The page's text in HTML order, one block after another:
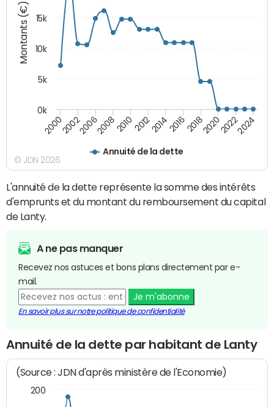
Montants (€)
Annuité de la dette
200020022006200820102012201420162018202020222024
0k
5k
10k
15k
© JDN 2026
L'annuité de la dette représente la somme des intérêts
d'emprunts et du montant du remboursement du capital
de Lanty.
A ne pas manquer
Recevez nos astuces et bons plans directement par e-
mail.
Je m'abonne
En savoir plus sur notre politique de confidentialité
Annuité de la dette par habitant de Lanty
(Source : JDN d'après ministère de l'Economie)
200